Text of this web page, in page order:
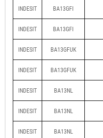
INDESIT BA13GFI
INDESIT BA13GFI
INDESIT BA13GFUK
INDESIT BA13GFUK
INDESIT BA13NL
INDESIT BA13NL
INDESIT BA13NL